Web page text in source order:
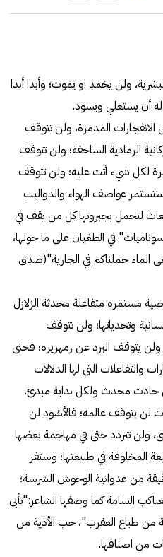
ولن يخمد او يموت؛ وأبدا أبدا
أن يستعلي ويسود.
المدمرة، ولن تتوقف
الرمادية الساحقة؛ ولن تتوقف
لكل شيء أتت عليه؛ ولن تتوقف
عواصف الهواء والدواليب
لتحمل بجبروتها كل من يقف في
في الطغيان على ما حولها،
الماء حملناكم في الجارية"(صدق
مستمرة متفاعلة محدثة الزلازل
وتحدياتها؛ ولن تتوقف
يتوقف البرد عن زمهريره؛ فحتى
والتفاعلات التي لها الدلالات
حادث محدث ولكل بداية مبدئ.
لن يتوقف عالمه؛ فالأسُود لن
ولن تتردد حتى في مهاجمة بعضها
المخلوقة في طبيعتها؛ وستفر
من عدوانية الوحوش الشرسة؛
السامة كما وصفها الشاعر:"تأبى
من طباع العقرب"، حب الأذية من
من اصنافها.